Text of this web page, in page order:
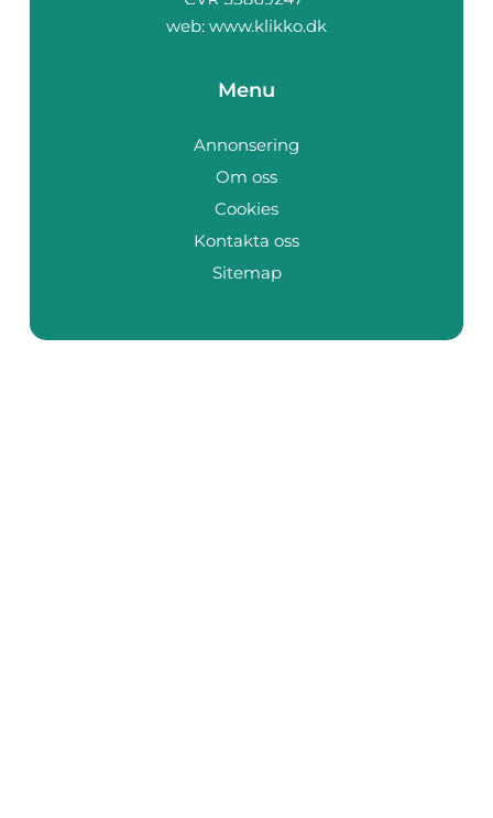
web: www.klikko.dk
Menu
Annonsering
Om oss
Cookies
Kontakta oss
Sitemap